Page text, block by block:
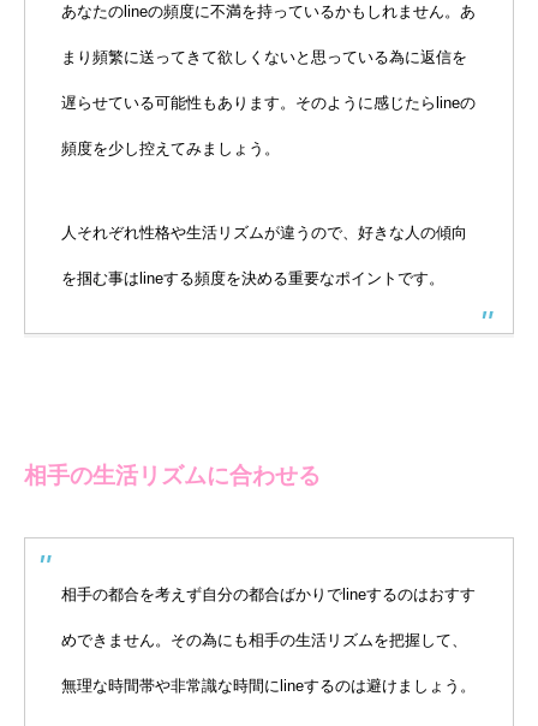
あなたのlineの頻度に不満を持っているかもしれません。あ
まり頻繁に送ってきて欲しくないと思っている為に返信を
遅らせている可能性もあります。そのように感じたらlineの
頻度を少し控えてみましょう。
人それぞれ性格や生活リズムが違うので、好きな人の傾向
を掴む事はlineする頻度を決める重要なポイントです。
相手の生活リズムに合わせる
相手の都合を考えず自分の都合ばかりでlineするのはおすす
めできません。その為にも相手の生活リズムを把握して、
無理な時間帯や非常識な時間にlineするのは避けましょう。